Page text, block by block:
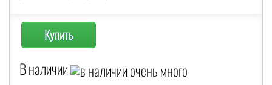
Купить
В наличии